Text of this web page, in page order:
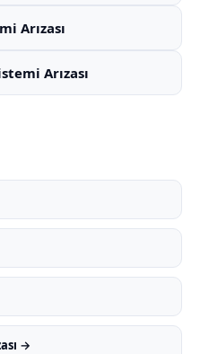
Arızası
Arızası
→